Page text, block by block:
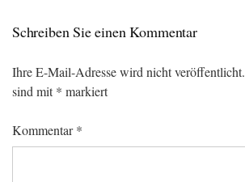
Schreiben Sie einen Kommentar
Ihre E-Mail-Adresse wird nicht veröffentlicht.
sind mit* markiert
Kommentar*